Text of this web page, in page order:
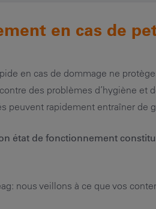
en cas de
en cas de dommage ne
des problèmes d’hygiène et
peuvent rapidement entraîner de
état de fonctionnement
nous veillons à ce que vos